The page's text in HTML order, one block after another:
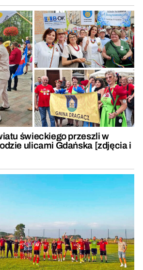
świeckiego przeszli w
ulicami Gdańska [zdjęcia i